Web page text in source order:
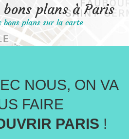
plans à Paris
bons plans sur la carte
NOUS, ON VA
FAIRE
PARIS !